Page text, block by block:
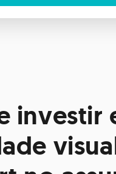
investir